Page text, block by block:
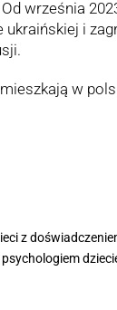
września
i
w
z
psychologiem